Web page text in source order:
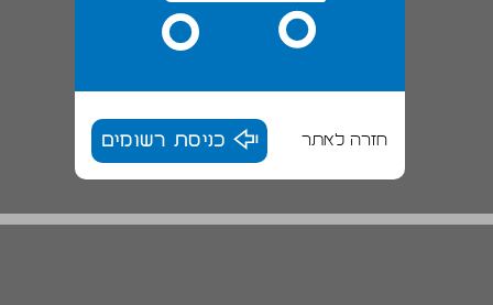
חזרה לאתר כניסת רשומים